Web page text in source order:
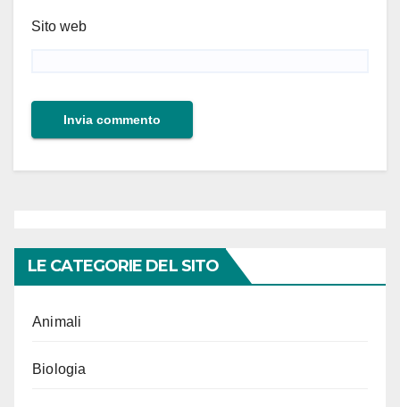
Sito web
LE CATEGORIE DEL SITO
Animali
Biologia